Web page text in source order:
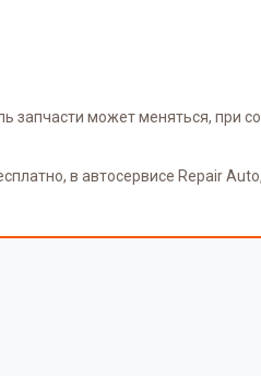
запчасти может меняться, при
в автосервисе Repair